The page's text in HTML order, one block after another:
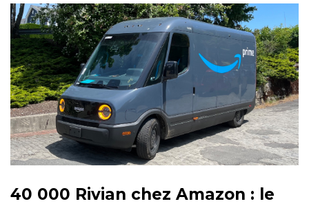
40 000 Rivian chez Amazon : le